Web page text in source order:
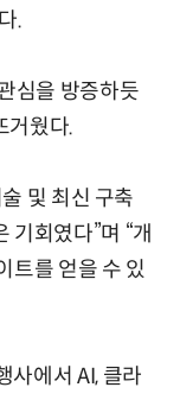
.
심을 방증하듯
거웠다.
및 최신 구축
기회였다”며 “개
트를 얻을 수 있
사에서 AI, 클라